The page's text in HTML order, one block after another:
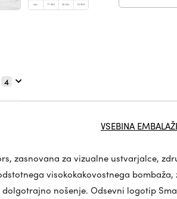
4
VSEBINA
zasnovana za vizualne ustvarjalce,
visokokakovostnega
nošenje. Odsevni logotip